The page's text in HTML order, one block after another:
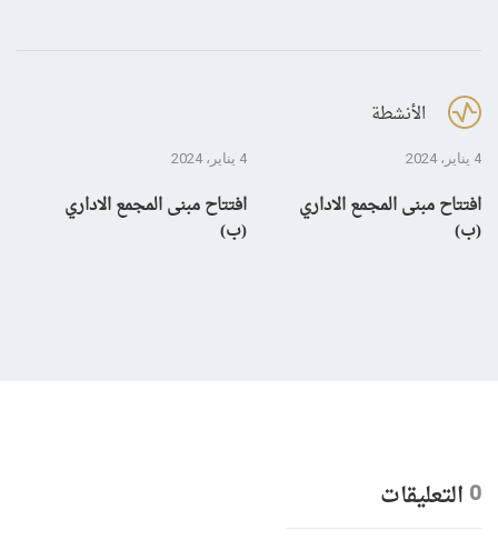
الأنشطة
4 يناير، 2024
افتتاح مبنى المجمع الاداري
(ب)
4 يناير، 2024
افتتاح مبنى المجمع الاداري
(ب)
0 التعليقات